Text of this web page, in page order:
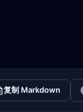
复制 Markdown